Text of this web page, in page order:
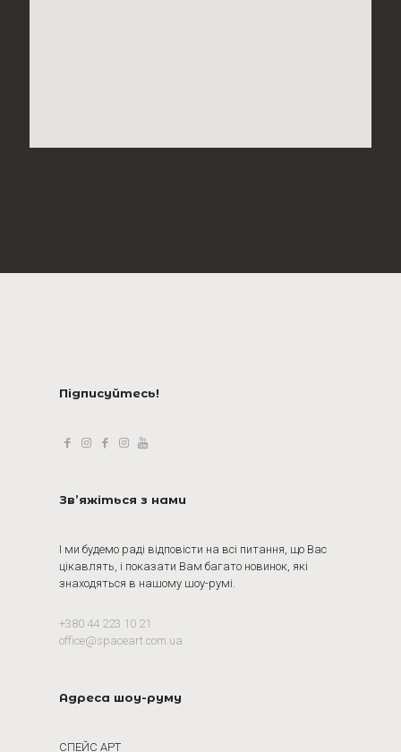
Підписуйтесь!
Зв’яжіться з нами
І ми будемо раді відповісти на всі питання, що Вас
цікавлять, і показати Вам багато новинок, які
знаходяться в нашому шоу-румі.
+380 44 223 10 21
office@spaceart.com.ua
Адреса шоу-руму
СПЕЙС АРТ